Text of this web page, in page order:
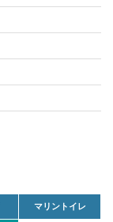
マリントイレ